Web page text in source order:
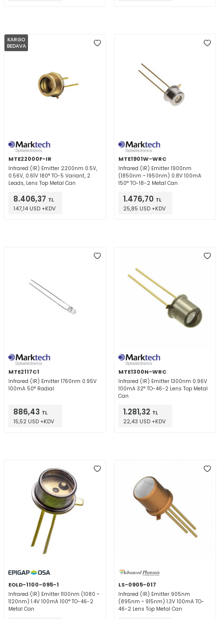
KARGO
BEDAVA
MTE22000F-IR
Infrared (IR) Emitter 2200nm 0.5V,
0.56V, 0.61V 180° TO-5 Variant, 2
Leads, Lens Top Metal Can
8.406,37 TL
147,14 USD +KDV
MTE1901W-WRC
Infrared (IR) Emitter 1900nm
(1850nm ~ 1950nm) 0.8V 100mA
150° TO-18-2 Metal Can
1.476,70 TL
25,85 USD +KDV
MTE2117C1
Infrared (IR) Emitter 1760nm 0.95V
100mA 50° Radial
886,43 TL
15,52 USD +KDV
MTE1300N-WRC
Infrared (IR) Emitter 1300nm 0.96V
100mA 32° TO-46-2 Lens Top Metal
Can
1.281,32 TL
22,43 USD +KDV
EOLD-1100-095-1
Infrared (IR) Emitter 1100nm (1080 ~
1120nm) 1.4V 100mA 100° TO-46-2
Metal Can
LS-0905-017
Infrared (IR) Emitter 905nm
(895nm ~ 915nm) 1.3V 100mA TO-
46-2 Lens Top Metal Can